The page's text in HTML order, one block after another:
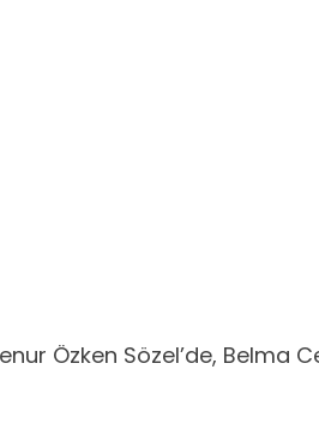
Özken Sözel’de, Belma